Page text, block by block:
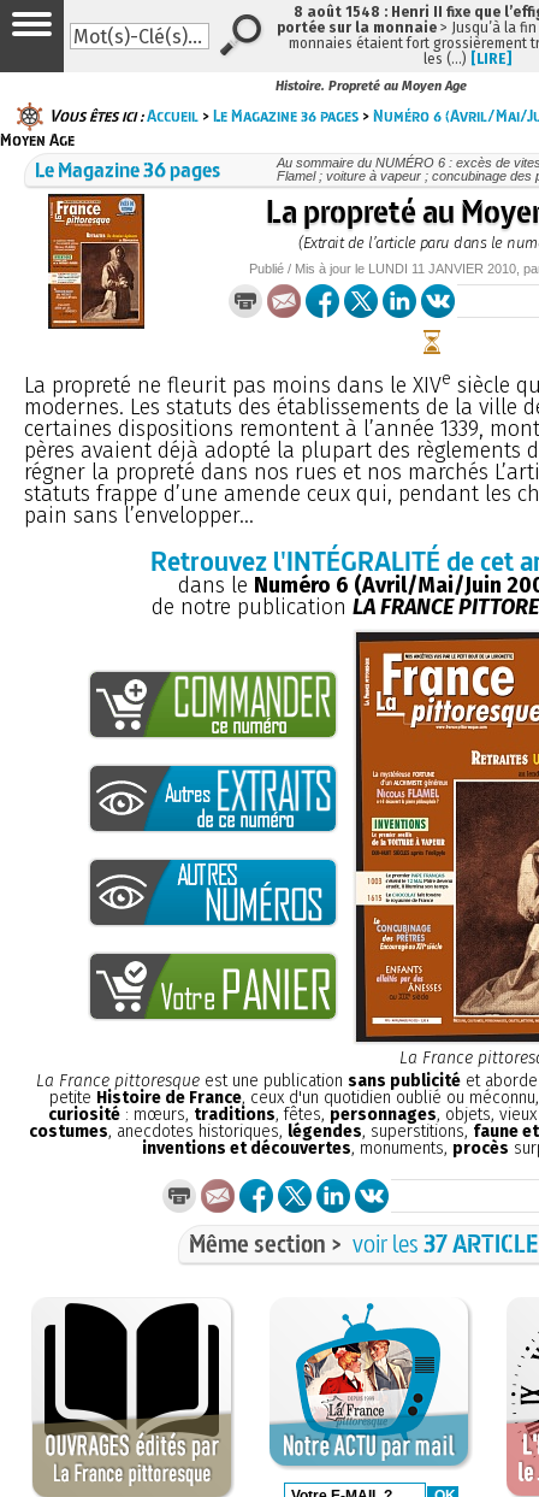
Histoire. Propreté au Moyen Age
Vous êtes ici :Accueil >Le Magazine 36 pages >Numéro 6 (Avril/Mai/
Moyen Age
Le Magazine 36 pages
Au sommaire du NUMÉRO 6 : excès de
Flamel ; voiture à vapeur ; concubinage des
La propreté au
(Extrait de l’article paru dans le
Publié / Mis à jour le LUNDI 11 JANVIER 2010 ,
La propreté ne fleurit pas moins dans le XIVe siècle
modernes. Les statuts des établissements de la ville
certaines dispositions remontent à l’année 1339,
pères avaient déjà adopté la plupart des règlements
régner la propreté dans nos rues et nos marchés
statuts frappe d’une amende ceux qui, pendant les
pain sans l’envelopper...
Retrouvez l'INTÉGRALITÉ de cet
dans le Numéro 6 (Avril/Mai/Juin
de notre publication LA FRANCE
La France
La France pittoresqueest une publication sans publicitéet aborde
petite Histoire de France, ceux d'un quotidien oublié ou
curiosité : mœurs, traditions, fêtes, personnages, objets,
costumes, anecdotes historiques, légendes, superstitions, faune
inventions et découvertes, monuments, procès
Même section > voir les37
8 août 1548 : Henri II fixe que
portée sur la monnaie > Jusqu’à la
monnaies étaient fort grossièrement
les (…) [LIRE]